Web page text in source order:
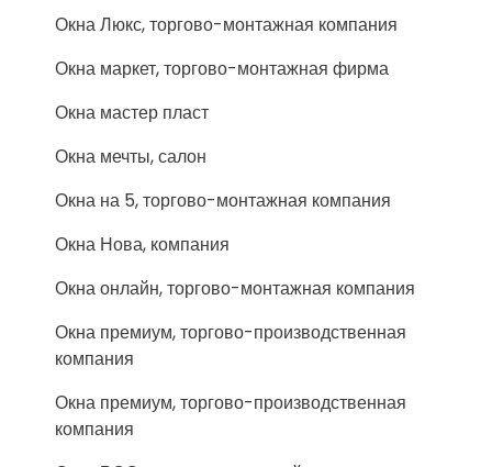
Окна Люкс, торгово-монтажная компания
Окна маркет, торгово-монтажная фирма
Окна мастер пласт
Окна мечты, салон
Окна на 5, торгово-монтажная компания
Окна Нова, компания
Окна онлайн, торгово-монтажная компания
Окна премиум, торгово-производственная
компания
Окна премиум, торгово-производственная
компания